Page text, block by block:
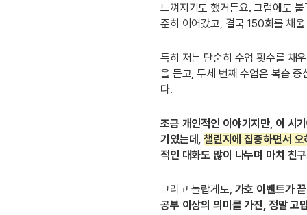
느껴지기도 했거든요. 그럼에도
준히 이어갔고, 결국 150회를 채
특히 저는 단순히 수업 횟수를 채
을 듣고, 두세 번째 수업은 복습
다.
조금 개인적인 이야기지만, 이 시
기였는데,챌린지에 집중하면서
적인 대화도 많이 나누며 마치 친
그리고 놀랍게도, 가호 이벤트가
공부 이상의 의미를 가진, 정말 고